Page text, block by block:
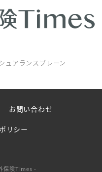
ュアランスブレーン
お問い合わせ
リシー
保険Times -